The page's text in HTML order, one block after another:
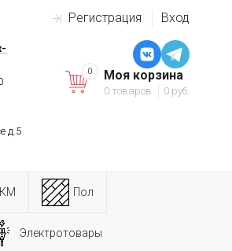
Регистрация Вход
д.5
Моя корзина
0 товаров 0 руб.
0
Пол
Электротовары